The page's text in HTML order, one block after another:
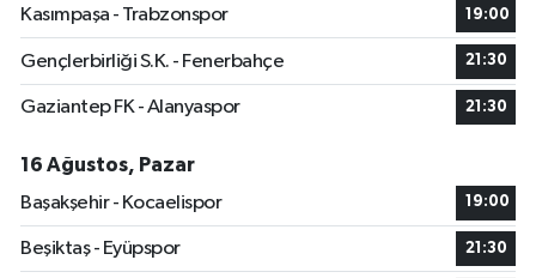
Kasımpaşa - Trabzonspor 19:00
Gençlerbirliği S.K. - Fenerbahçe 21:30
Gaziantep FK - Alanyaspor 21:30
16 Ağustos, Pazar
Başakşehir - Kocaelispor
19:00
Beşiktaş - Eyüpspor 21:30